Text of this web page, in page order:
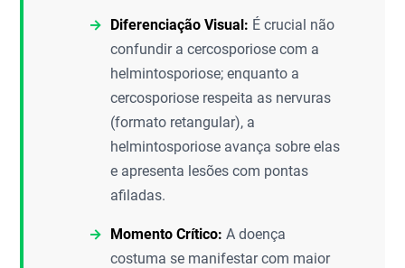
Diferenciação Visual: É crucial não
confundir a cercosporiose com a
helmintosporiose; enquanto a
cercosporiose respeita as nervuras
(formato retangular), a
helmintosporiose avança sobre elas
e apresenta lesões com pontas
afiladas.
Momento Crítico: A doença
costuma se manifestar com maior